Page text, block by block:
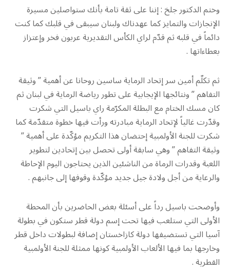
وختم الدكتور جلخ : إننا على ثقة تامة بأنك ستواصلين مسيرة
الإنجازات والتمايز كما عهدناك ولبنان سيبقى في قلبك كما كنت
دائماً في قلبه ثم قدّم لراي الكأس التقديرية عربون فخر وإعتزاز
بعطاءاتها .
ثم تكلّم أمين سر إتحاد الرماية ساسين روحانا عن أهمية ” وثيقة
التفاهم ” ونتائجها الإيجابية على تطور رياضة الرماية في لبنان ثم
كان مسك الختام مع البطلة المكرّمة راي باسيل التي شكرت
وقدّرت غالياً لإتحاد الرماية مبادرته ورأت فيها خطوة متقدّمة كما
شكرت للجنة الأولمبية إحتضان هذا التكريم مؤكّدة على أهمية ”
وثيقة التفاهم ” وهي سابقة أولى تحصل بين إتحادين لتطوير
اللعبة وقدرات الرماة من الناشئين الذين يحتاجون اليوم الإحاطة
والرعاية من أجل ولادة جيل جديد مؤكّدة وقوفها إلى جانبهم .
وأوضحت باسيل رداً على أسئلة بعض الحاضرين بأن المحطة
الأولى التي ستلعب فيها تحت إسم دولة قطر ستكون في بطولة
آسيا التي تستضيفها دولة كازاخستان إضافة لبطولات داخل قطر
وخارجها بما فيها الألعاب الأولمبية كونها ممثلة للجنة الأولمبية
القطرية .